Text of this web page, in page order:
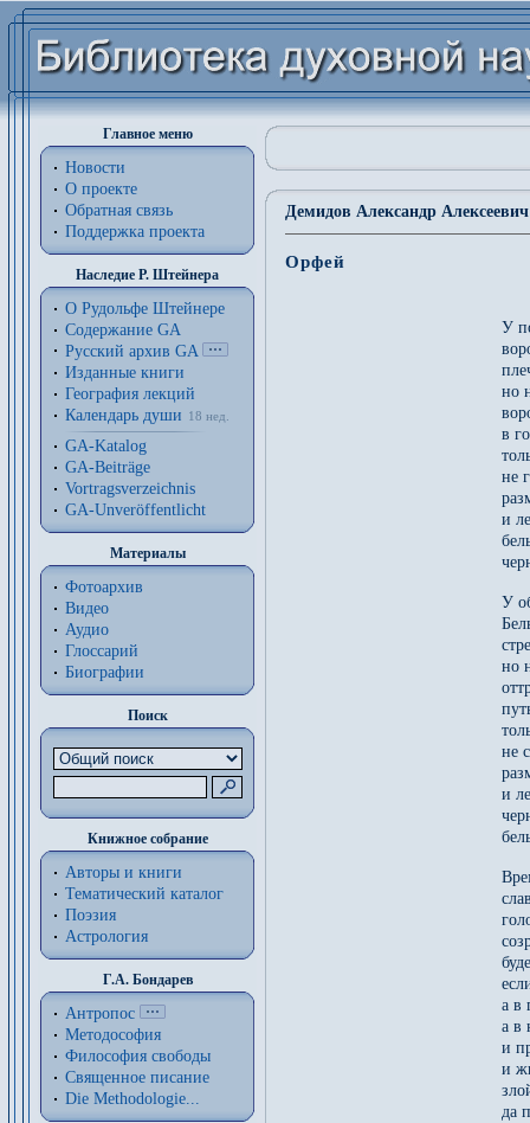
Главное меню
Новости
О проекте
Обратная связь
Поддержка проекта
Наследие Р. Штейнера
О Рудольфе Штейнере
Содержание GA
Русский архив GA
Изданные книги
География лекций
Календарь души
18 нед.
GA-Katalog
GA-Beiträge
Vortragsverzeichnis
GA-Unveröffentlicht
Материалы
Фотоархив
Видео
Аудио
Глоссарий
Биографии
Поиск
Книжное собрание
Авторы и книги
Тематический каталог
Поэзия
Астрология
Г.А. Бондарев
Антропос
Методософия
Философия cвободы
Священное писание
Die Methodologie...
Демидов Александр
Орфей
У
но
в
не
и
У
но
не
и
а в
а в
и
и
да